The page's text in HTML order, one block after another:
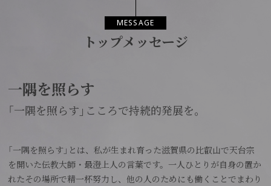
MESSAGE
トップメッセージ
一隅を照らす
「一隅を照らす」こころで持続的発展を。
「一隅を照らす」とは、私が生まれ育った滋賀県の比叡山で天台宗
を開いた伝教大師・最澄上人の言葉です。一人ひとりが自身の置か
れたその場所で精一杯努力し、他の人のためにも働くことでまわり